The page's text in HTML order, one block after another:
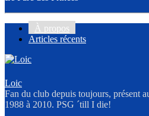
À propos
Articles récents
Loic
Fan du club depuis toujours, présent
1988 à 2010. PSG ´till I die!